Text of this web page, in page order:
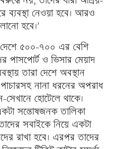
ব্যবস্থা নেওয়া হবে। আরও
হবে।’
৫০০-৭০০ এর বেশি
পাসপোর্ট ও ভিসার মেয়াদ
তারা দেশে অবস্থান
নানা ধরনের অপরাধ
সেখানে হোটেলে থাকে।
সন্তোষজনক তালিকা
সবাইকে নিয়ে একটা
রাখা হবে। এরপর তাদের